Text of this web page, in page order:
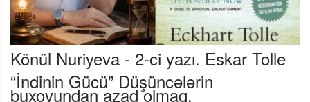
Könül Nuriyeva - 2-ci yazı. Eskar Tolle
“İndinin Gücü” Düşüncələrin
buxovundan azad olmaq.